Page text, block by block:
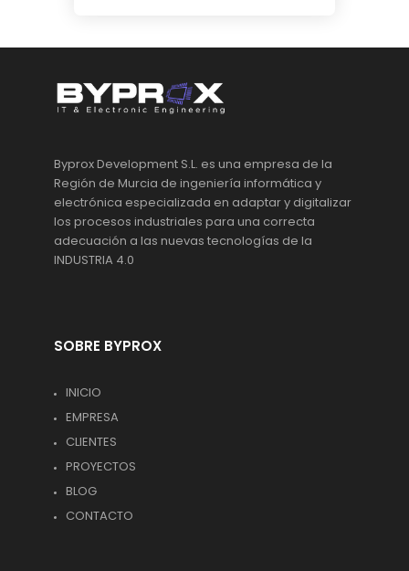
Byprox Development S.L. es una empresa de la
Región de Murcia de ingeniería informática y
electrónica especializada en adaptar y digitalizar
los procesos industriales para una correcta
adecuación a las nuevas tecnologías de la
INDUSTRIA 4.0
SOBRE BYPROX
INICIO
EMPRESA
CLIENTES
PROYECTOS
BLOG
CONTACTO